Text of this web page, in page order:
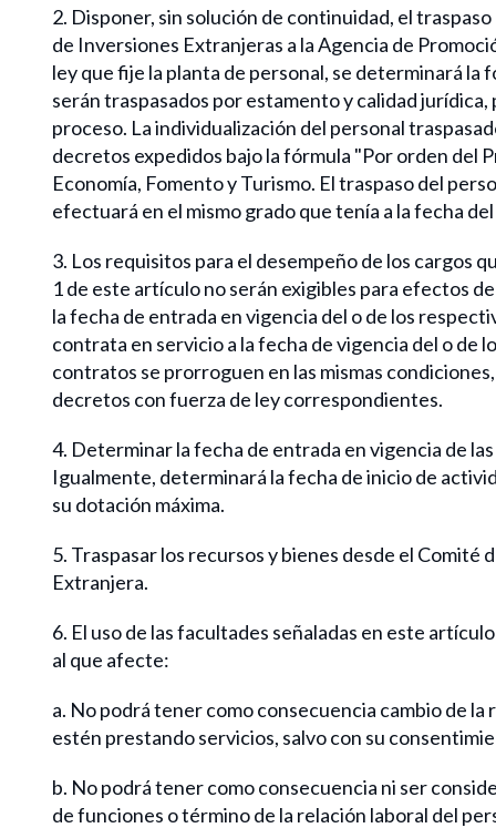
2. Disponer, sin solución de continuidad, el
de Inversiones Extranjeras a la Agencia de
ley que fije la planta de personal, se determinará la
serán traspasados por estamento y calidad
proceso. La individualización del personal
decretos expedidos bajo la fórmula "Por orden del
Economía, Fomento y Turismo. El traspaso del
efectuará en el mismo grado que tenía a la fecha
3. Los requisitos para el desempeño de los cargos
1 de este artículo no serán exigibles para efectos
la fecha de entrada en vigencia del o de los
contrata en servicio a la fecha de vigencia del o de
contratos se prorroguen en las mismas
decretos con fuerza de ley correspondientes.
4. Determinar la fecha de entrada en vigencia de
Igualmente, determinará la fecha de inicio de
su dotación máxima.
5. Traspasar los recursos y bienes desde el
Extranjera.
6. El uso de las facultades señaladas en este
al que afecte:
a. No podrá tener como consecuencia cambio de
estén prestando servicios, salvo con su
b. No podrá tener como consecuencia ni ser
de funciones o término de la relación laboral del